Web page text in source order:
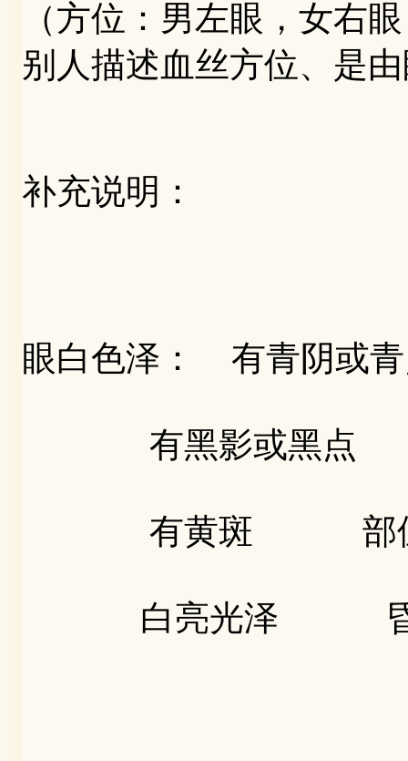
（方位：男左眼，女右
别人描述血丝方位、是
补充说明：
眼白色泽： 有青阴
有黑影或黑
有黄斑
白亮光泽 昏